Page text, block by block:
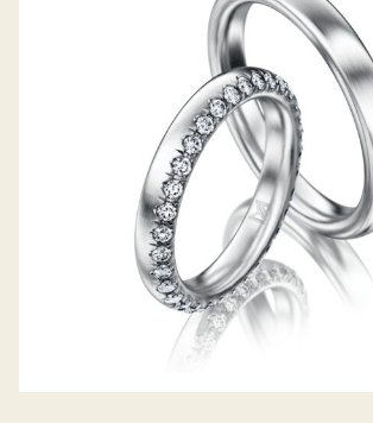
MEISTER TRAURINGE